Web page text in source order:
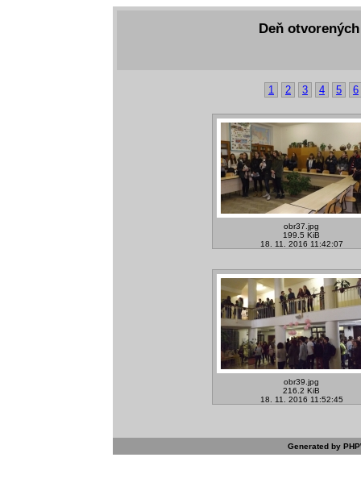
Deň
1 2 3 4 5 6
obr37.jpg
199.5 KiB
18. 11. 2016 11:42:07
obr39.jpg
216.2 KiB
18. 11. 2016 11:52:45
Generated by